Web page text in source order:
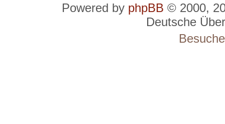
Powered by phpBB © 2000,
Deutsche